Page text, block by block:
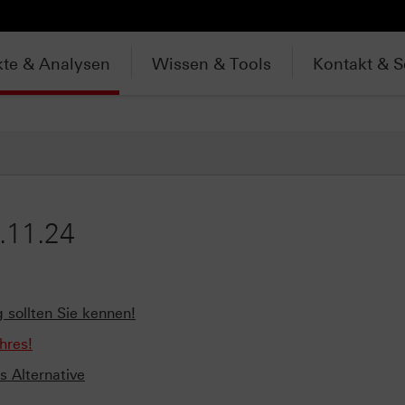
& Analysen Wissen & Tools Kontakt &
sollten Sie kennen!
Alternative